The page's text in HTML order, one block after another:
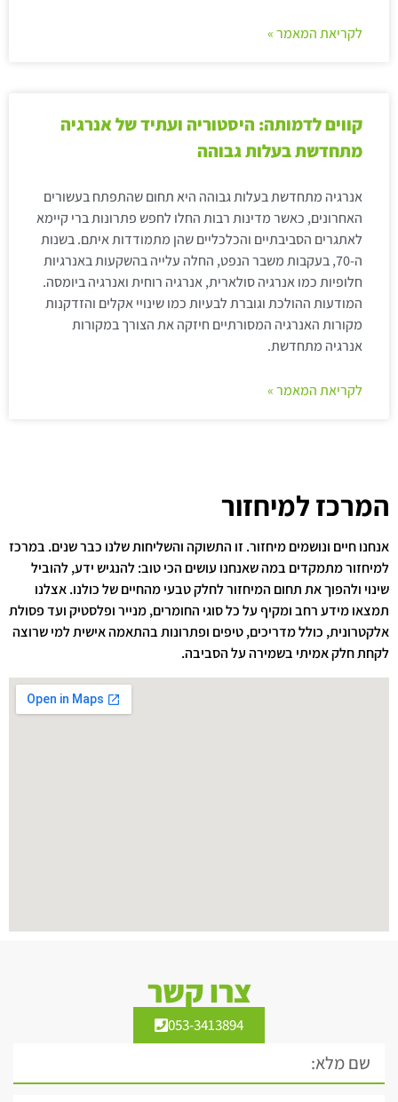
לקריאת המאמר »
קווים לדמותה: היסטוריה ועתיד של אנרגיה
מתחדשת בעלות גבוהה
אנרגיה מתחדשת בעלות גבוהה היא תחום שהתפתח בעשורים
האחרונים, כאשר מדינות רבות החלו לחפש פתרונות ברי קיימא
לאתגרים הסביבתיים והכלכליים שהן מתמודדות איתם. בשנות
ה-70, בעקבות משבר הנפט, החלה עלייה בהשקעות באנרגיות
חלופיות כמו אנרגיה סולארית, אנרגיה רוחית ואנרגיה ביומסה.
המודעות ההולכת וגוברת לבעיות כמו שינויי אקלים והזדקנות
מקורות האנרגיה המסורתיים חיזקה את הצורך במקורות
אנרגיה מתחדשת.
לקריאת המאמר »
המרכז למיחזור
אנחנו חיים ונושמים מיחזור. זו התשוקה והשליחות שלנו כבר שנים. במרכז
למיחזור מתמקדים במה שאנחנו עושים הכי טוב: להנגיש ידע, להוביל
שינוי ולהפוך את תחום המיחזור לחלק טבעי מהחיים של כולנו. אצלנו
תמצאו מידע רחב ומקיף על כל סוגי החומרים, מנייר ופלסטיק ועד פסולת
אלקטרונית, כולל מדריכים, טיפים ופתרונות בהתאמה אישית למי שרוצה
לקחת חלק אמיתי בשמירה על הסביבה.
צרו קשר
053-3413894